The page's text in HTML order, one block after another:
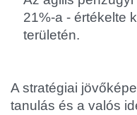
21%-a - értékelte
területén.
A stratégiai
tanulás és a valós